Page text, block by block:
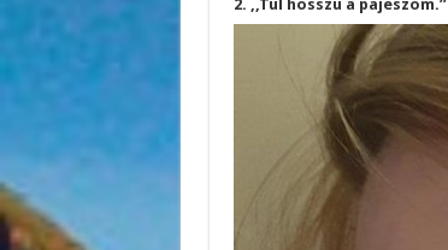
2. ,,Túl hosszú a pajeszom.”